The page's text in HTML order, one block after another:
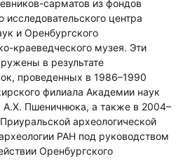
сарматов из фондов
центра
и Оренбургского
краеведческого музея. Эти
в результате
проведенных в 1986–1990
филиала Академии наук
Пшеничнюка, а также в 2004–
археологической
РАН под руководством
Оренбургского